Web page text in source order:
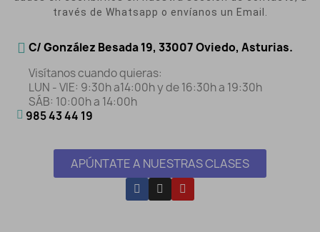
través de Whatsapp o envíanos un Email.
C/ González Besada 19, 33007 Oviedo, Asturias.
Visítanos cuando quieras:
LUN - VIE: 9:30h a14:00h y de 16:30h a 19:30h
SÁB: 10:00h a 14:00h
985 43 44 19
APÚNTATE A NUESTRAS CLASES